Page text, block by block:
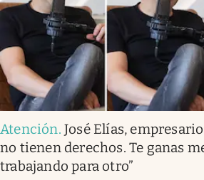
Atención.José Elías,
no tienen derechos. Te ganas
trabajando para otro”